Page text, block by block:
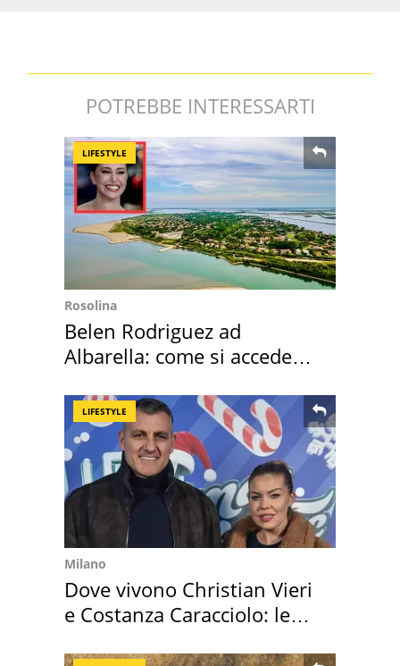
POTREBBE INTERESSARTI
LIFESTYLE
Rosolina
Belen Rodriguez ad
Albarella: come si accede
LIFESTYLE
Milano
Dove vivono Christian Vieri
e Costanza Caracciolo: le